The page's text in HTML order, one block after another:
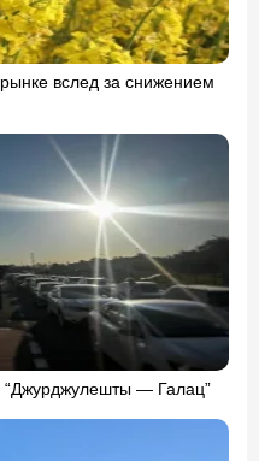
вслед за снижением
— Галац”